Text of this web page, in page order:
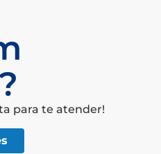
para te atender!